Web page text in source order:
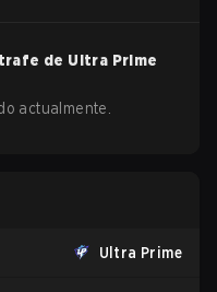
de Ultra Prime
actualmente.
Ultra Prime